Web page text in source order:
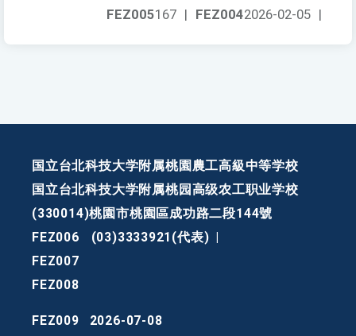
FEZ0042026-02-05 |
FEZ005167 |
国立台北科技大学附属桃園農工高級中等学校
国立台北科技大学附属桃园高级农工职业学校
(330014)桃園市桃園區成功路二段144號
FEZ006
(03)3333921(代表)
FEZ007
FEZ008
FEZ009
2026-07-08